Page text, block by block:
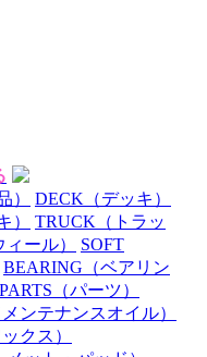
） DECK （デッキ）
） TRUCK （トラッ
ール）
SOFT
BEARING （ベアリン
PARTS （パーツ）
メンテナンスオイル）
ックス）